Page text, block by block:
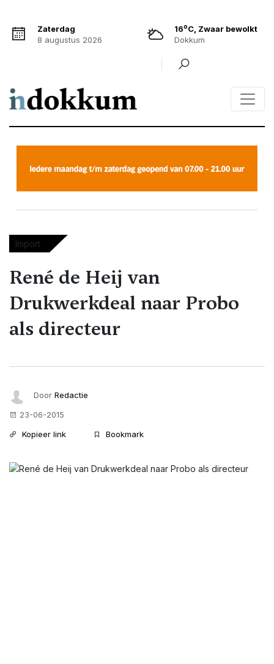
Zaterdag
8 augustus 2026
16oC, Zwaar bewolkt
Dokkum
Import
René de Heij van
Drukwerkdeal naar Probo
als directeur
Door Redactie
23-06-2015
Kopieer link
Bookmark